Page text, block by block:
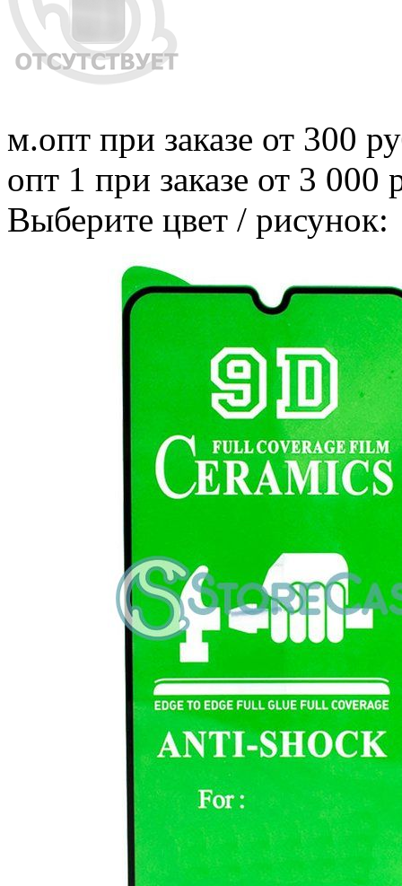
м.опт при заказе от 300
опт 1 при заказе от 3 000
Выберите цвет / рисунок: